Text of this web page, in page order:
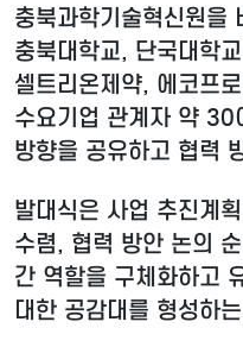
충북과학기술혁신원을
충북대학교, 단국대학
셀트리온제약, 에코프
수요기업 관계자 약 30
방향을 공유하고 협력
발대식은 사업 추진계
수렴, 협력 방안 논의
간 역할을 구체화하고
대한 공감대를 형성하